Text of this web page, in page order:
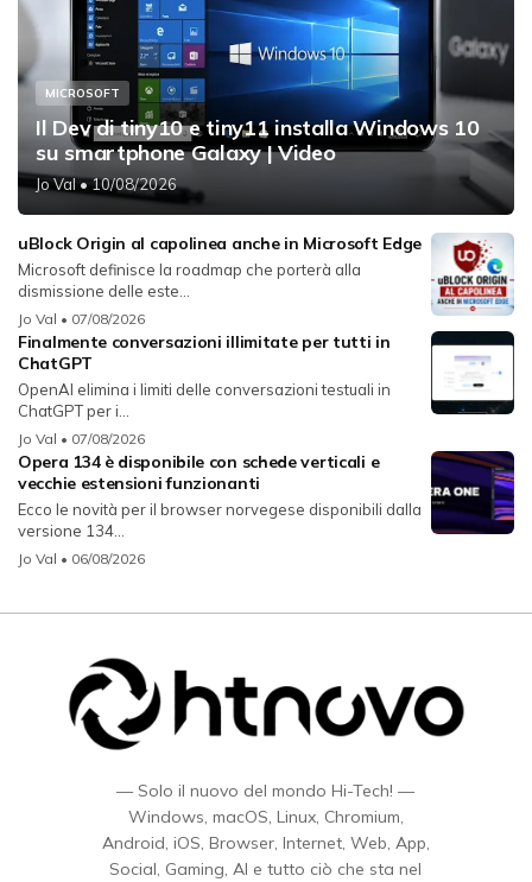
MICROSOFT
Il Dev di tiny10 e tiny11 installa Windows 10
su smartphone Galaxy | Video
Jo Val• 10/08/2026
uBlock Origin al capolinea anche in Microsoft Edge
Microsoft definisce la roadmap che porterà alla
dismissione delle este...
Jo Val • 07/08/2026
Finalmente conversazioni illimitate per tutti in
ChatGPT
OpenAI elimina i limiti delle conversazioni testuali in
ChatGPT per i...
Jo Val • 07/08/2026
Opera 134 è disponibile con schede verticali e
vecchie estensioni funzionanti
Ecco le novità per il browser norvegese disponibili dalla
versione 134...
Jo Val • 06/08/2026
— Solo il nuovo del mondo Hi-Tech! —
Windows, macOS, Linux, Chromium,
Android, iOS, Browser, Internet, Web, App,
Social, Gaming, AI e tutto ciò che sta nel